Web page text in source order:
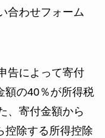
合わせフォーム
告によって寄付
額の40％が所得税
、寄付金額から
控除する所得控除